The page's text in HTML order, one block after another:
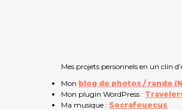
Mes projets personnels en un clin
Mon blog de photos / rando
Mon plugin WordPress :
Ma musique : Socrafouecus